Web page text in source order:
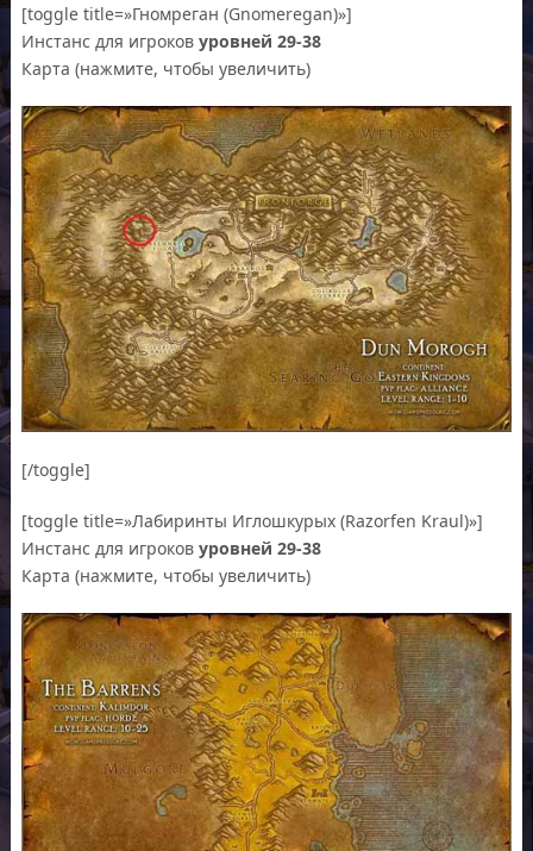
[toggle title=»Гномреган (Gnomeregan)»]
Инстанс для игроковуровней 29-38
Карта (нажмите, чтобы увеличить)
[/toggle]
[toggle title=»Лабиринты Иглошкурых (Razorfen Kraul)»]
Инстанс для игроковуровней 29-38
Карта (нажмите, чтобы увеличить)